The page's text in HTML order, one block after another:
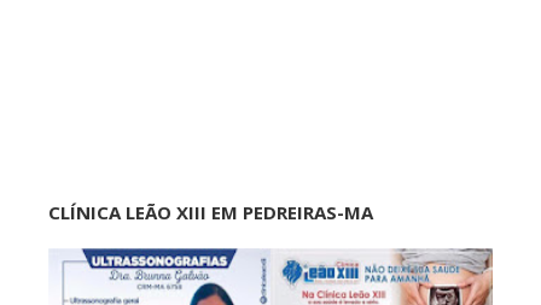
CLÍNICA LEÃO XIII EM PEDREIRAS-MA